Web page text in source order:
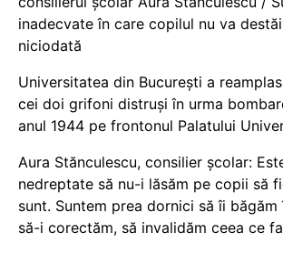
inadecvate în care copilul nu va
niciodată
Universitatea din București a
cei doi grifoni distruși în urma
anul 1944 pe frontonul Palatului
Aura Stănculescu, consilier școlar:
nedreptate să nu-i lăsăm pe copii să
sunt. Suntem prea dornici să îi băgăm
să-i corectăm, să invalidăm ceea ce